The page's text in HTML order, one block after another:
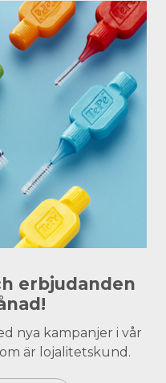
erbjudanden
nya kampanjer i vår
är lojalitetskund.